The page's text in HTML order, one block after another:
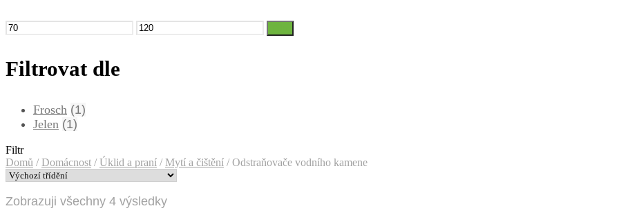
Minimální
cena
Maximální
cena
Filtrovat dle
Frosch (1)
Jelen (1)
Filtr
Domů / Domácnost / Úklid a praní / Mytí a čištění /Odstraňovače vodního kamene
Zobrazuji všechny 4 výsledky